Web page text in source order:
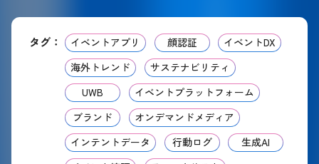
タグ： イベントアプリ 顔認証
イベントDX
海外トレンド
サステナビリティ
UWB
イベントプラットフォーム
ブランド
オンデマンドメディア
インテントデータ
行動ログ
生成AI